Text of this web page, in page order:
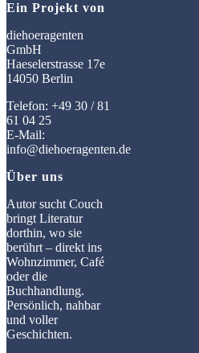
Ein Projekt von
diehoeragenten
GmbH
Haeselerstrasse 17e
14050 Berlin
Telefon: +49 30 / 81
61 04 25
E-Mail:
info@diehoeragenten.de
Über uns
Autor sucht Couch
bringt Literatur
dorthin, wo sie
berührt – direkt ins
Wohnzimmer, Café
oder die
Buchhandlung.
Persönlich, nahbar
und voller
Geschichten.